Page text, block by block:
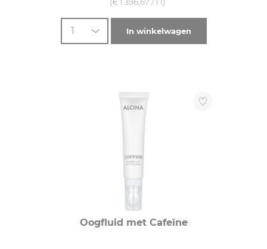
1 In winkelwagen
Oogfluid met Cafeïne